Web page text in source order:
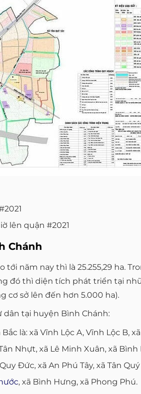
lên quận #2021
Chánh
năm nay thì là 25.255,29 ha.
đó thì diện tích phát triển tại
cơ sở lên đến hơn 5.000 ha).
tại huyện Bình Chánh:
là: xã Vĩnh Lộc A, Vĩnh Lộc B,
Nhựt, xã Lê Minh Xuân, xã Bình
Đức, xã An Phú Tây, xã Tân
, xã Bình Hưng, xã Phong Phú.